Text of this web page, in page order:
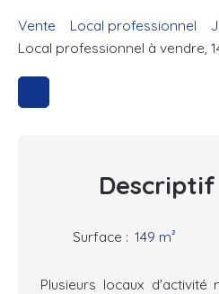
Vente Local professionnel
Local professionnel à vendre,
Descriptif
Surface : 149 m²
Plusieurs locaux d'activité